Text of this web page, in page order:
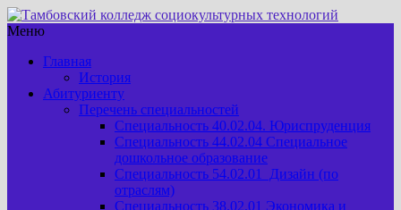
Меню
Главная
История
Абитуриенту
Перечень специальностей
Специальность 40.02.04. Юриспруденция
Специальность 44.02.04 Специальное
дошкольное образование
Специальность 54.02.01 Дизайн (по
отраслям)
Специальность 38.02.01 Экономика и